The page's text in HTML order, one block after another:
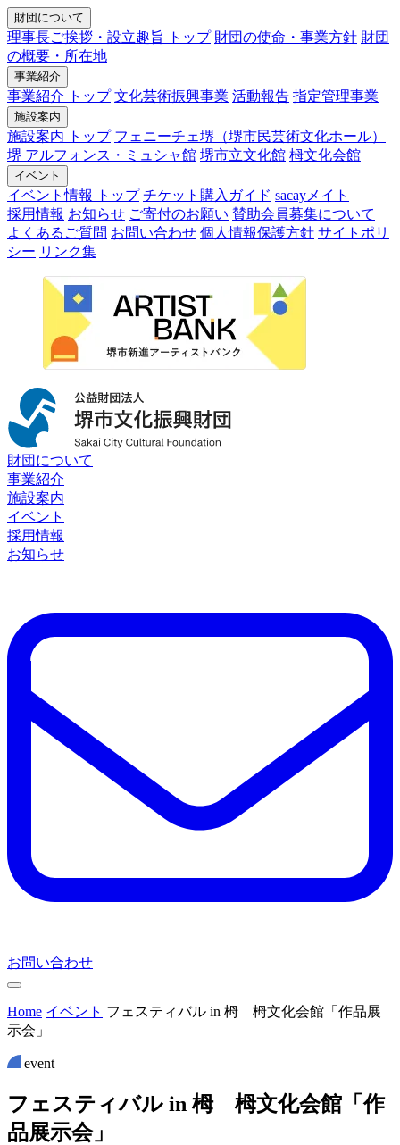
財団について
理事長ご挨拶・設立趣旨 トップ 財団の使命・事業方針 財団
の概要・所在地
事業紹介
事業紹介 トップ 文化芸術振興事業 活動報告 指定管理事業
施設案内
施設案内 トップ フェニーチェ堺（堺市民芸術文化ホール）
堺 アルフォンス・ミュシャ館 堺市立文化館 栂文化会館
イベント
イベント情報 トップ チケット購入ガイド sacayメイト
採用情報 お知らせ ご寄付のお願い 賛助会員募集について
よくあるご質問 お問い合わせ 個人情報保護方針 サイトポリ
シー リンク集
財団について
事業紹介
施設案内
イベント
採用情報
お知らせ
お問い合わせ
Home イベント フェスティバル in 栂 栂文化会館「作品展
示会」
event
フ ェスティバル in 栂 栂文化会館 「作
品展示会」